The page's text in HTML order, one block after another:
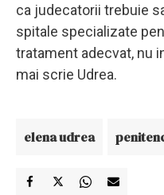
ca judecatorii trebuie
spitale specializate
tratament adecvat, nu
mai scrie Udrea.
elena udrea